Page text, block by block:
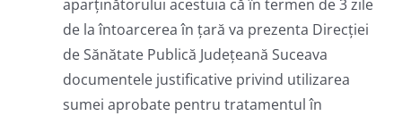
aparținătorului acestuia că în termen de 3 zile
de la întoarcerea în ţară va prezenta Direcției
de Sănătate Publică Județeană Suceava
documentele justificative privind utilizarea
sumei aprobate pentru tratamentul în